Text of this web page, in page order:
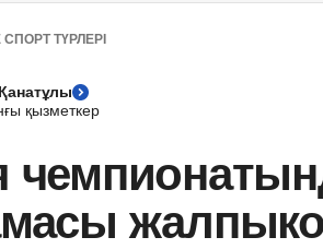
СПОРТ ТҮРЛЕРІ
қызметкер